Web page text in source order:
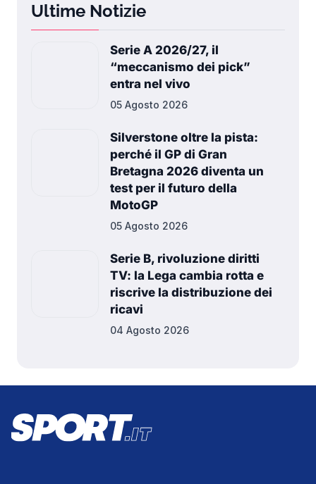
Ultime Notizie
Serie A 2026/27, il
“meccanismo dei pick”
entra nel vivo
05 Agosto 2026
Silverstone oltre la pista:
perché il GP di Gran
Bretagna 2026 diventa un
test per il futuro della
MotoGP
05 Agosto 2026
Serie B, rivoluzione diritti
TV: la Lega cambia rotta e
riscrive la distribuzione dei
ricavi
04 Agosto 2026